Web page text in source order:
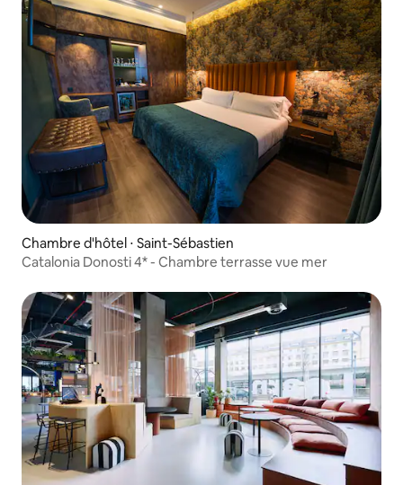
Chambre d'hôtel ⋅ Saint-Sébastien
Catalonia Donosti 4* - Chambre terrasse vue mer